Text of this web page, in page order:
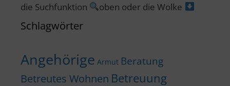
die Suchfunktion oben oder die Wolke
Schlagwörter
Angehörige Armut Beratung
Betreutes Wohnen Betreuung